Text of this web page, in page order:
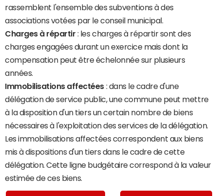
rassemblent l'ensemble des subventions à des
associations votées par le conseil municipal.
Charges à répartir : les charges à répartir sont des
charges engagées durant un exercice mais dont la
compensation peut être échelonnée sur plusieurs
années.
Immobilisations affectées : dans le cadre d'une
délégation de service public, une commune peut mettre
à la disposition d'un tiers un certain nombre de biens
nécessaires à l'exploitation des services de la délégation.
Les immobilisations affectées correspondent aux biens
mis à dispositions d'un tiers dans le cadre de cette
délégation. Cette ligne budgétaire correspond à la valeur
estimée de ces biens.